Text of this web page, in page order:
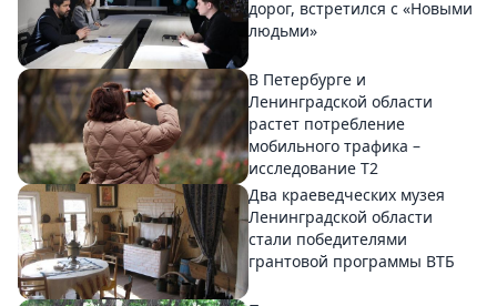
дорог, встретился с «Новыми
людьми»
В Петербурге и
Ленинградской области
растет потребление
мобильного трафика –
исследование T2
Два краеведческих музея
Ленинградской области
стали победителями
грантовой программы ВТБ